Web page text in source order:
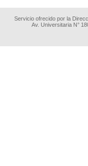
Servicio ofrecido por la
Av. Universitaria N°